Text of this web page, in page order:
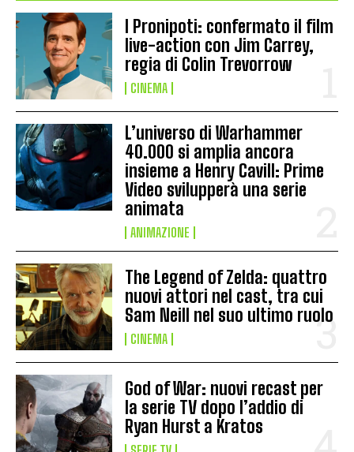
I Pronipoti: confermato il film
live-action con Jim Carrey,
regia di Colin Trevorrow
CINEMA
L’universo di Warhammer
40.000 si amplia ancora
insieme a Henry Cavill: Prime
Video svilupperà una serie
animata
ANIMAZIONE
The Legend of Zelda: quattro
nuovi attori nel cast, tra cui
Sam Neill nel suo ultimo ruolo
CINEMA
God of War: nuovi recast per
la serie TV dopo l’addio di
Ryan Hurst a Kratos